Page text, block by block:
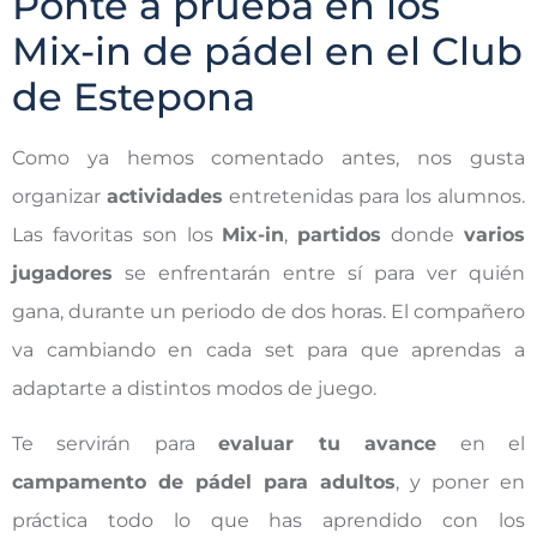
Mix-in de pádel en el Club
de Estepona
Como ya hemos comentado antes, nos gusta
organizar actividades entretenidas para los alumnos.
Las favoritas son los Mix-in, partidos dondevarios
jugadores se enfrentarán entre sí para ver quién
gana, durante un periodo de dos horas. El compañero
va cambiando en cada set para que aprendas a
adaptarte a distintos modos de juego.
Te servirán paraevaluar tu avance en el
campamento de pádel para adultos, y poner en
práctica todo lo que has aprendido con los